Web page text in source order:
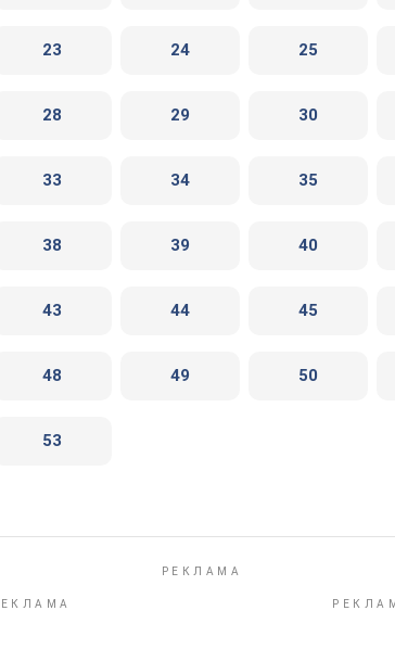
23 24 25
28 29 30
33 34 35
38 39 40
43 44 45
48 49 50
53